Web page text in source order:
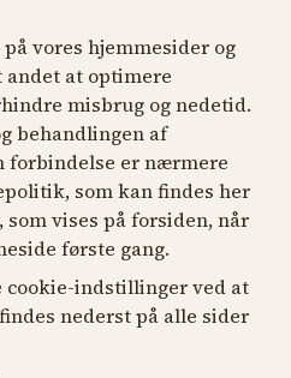
vores hjemmesider og
at optimere
misbrug og nedetid.
behandlingen af
forbindelse er nærmere
som kan findes her
som vises på forsiden, når
første gang.
indstillinger ved at
nederst på alle sider